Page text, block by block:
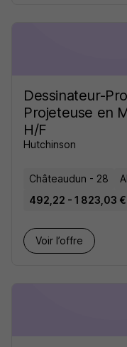
Dessinateur-
Projeteuse en
H/F
Hutchinson
Châteaudun - 28
492,22 - 1 823,03
Voir l’offre